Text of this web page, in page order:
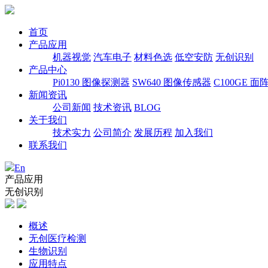
首页
产品应用
机器视觉 汽车电子 材料色选 低空安防 无创识别
产品中心
Pi0130 图像探测器 SW640 图像传感器 C100GE 面
新闻资讯
公司新闻 技术资讯 BLOG
关于我们
技术实力 公司简介 发展历程 加入我们
联系我们
En
产品应用
无创识别
概述
无创医疗检测
生物识别
应用特点